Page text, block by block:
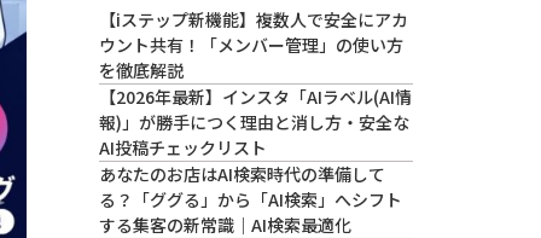
【iステップ新機能】複数人で安全にアカ
ウント共有！「メンバー管理」の使い方
を徹底解説
【2026年最新】インスタ「AIラベル(AI情
報)」が勝手につく理由と消し方・安全な
AI投稿チェックリスト
あなたのお店はAI検索時代の準備して
る？「ググる」から「AI検索」へシフト
する集客の新常識｜AI検索最適化